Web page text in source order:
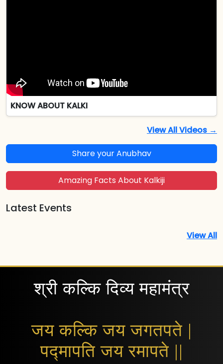
KNOW ABOUT KALKI
View All Videos →
Share your Anubhav
Amazing Facts About Kalkiji
Latest Events
View All
श्री कल्कि दिव्य महामंत्र
जय कल्कि जय जगतपते |
पद्मापति जय रमापते ||